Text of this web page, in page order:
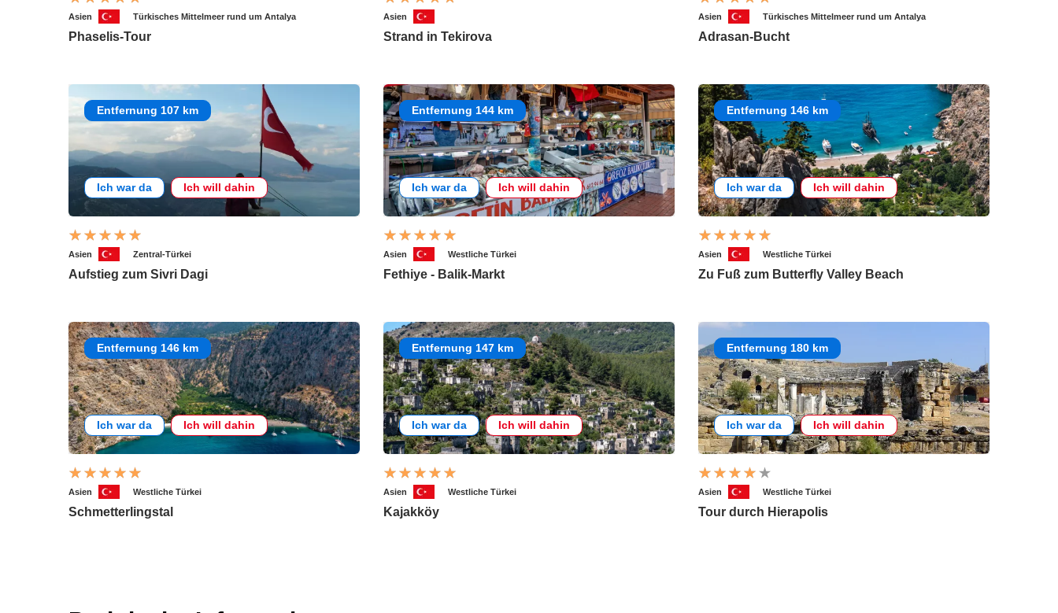
Asien Türkisches Mittelmeer rund um Antalya
Phaselis-Tour
Asien
Strand in Tekirova
Asien Türkisches Mittelmeer rund um Antalya
Adrasan-Bucht
Entfernung 107 km
Ich war da Ich will dahin
Asien Zentral-Türkei
Aufstieg zum Sivri Dagi
Entfernung 144 km
Ich war da Ich will dahin
Asien Westliche Türkei
Fethiye - Balik-Markt
Entfernung 146 km
Ich war da Ich will dahin
Asien Westliche Türkei
Zu Fuß zum Butterfly Valley Beach
Entfernung 146 km
Ich war da Ich will dahin
Asien Westliche Türkei
Schmetterlingstal
Entfernung 147 km
Ich war da Ich will dahin
Asien Westliche Türkei
Kajakköy
Entfernung 180 km
Ich war da Ich will dahin
Asien Westliche Türkei
Tour durch Hierapolis